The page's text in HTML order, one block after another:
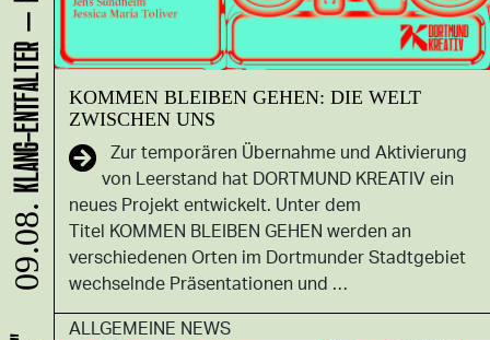
KOMMEN BLEIBEN GEHEN: DIE WELT
ZWISCHEN UNS
Zur temporären Übernahme und Aktivierung
von Leerstand hat DORTMUND KREATIV ein
neues Projekt entwickelt. Unter dem
Titel KOMMEN BLEIBEN GEHEN werden an
verschiedenen Orten im Dortmunder Stadtgebiet
wechselnde Präsentationen und …
ALLGEMEINE NEWS
09.08.